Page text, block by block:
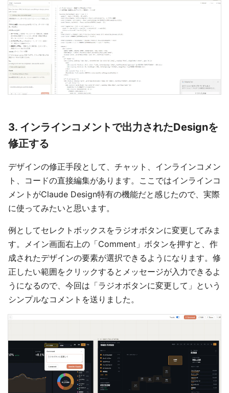
3. インラインコメントで出力されたDesignを
修正する
デザインの修正手段として、チャット、インラインコメン
ト、コードの直接編集があります。ここではインラインコ
メントがClaude Design特有の機能だと感じたので、実際
に使ってみたいと思います。
例としてセレクトボックスをラジオボタンに変更してみま
す。メイン画面右上の「Comment」ボタンを押すと、作
成されたデザインの要素が選択できるようになります。修
正したい範囲をクリックするとメッセージが入力できるよ
うになるので、今回は「ラジオボタンに変更して」という
シンプルなコメントを送りました。